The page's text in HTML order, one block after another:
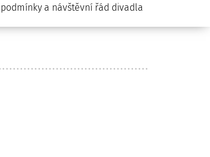
a návštěvní řád divadla